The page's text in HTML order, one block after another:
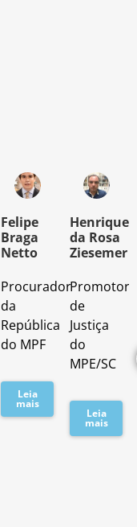
Felipe
Braga
Netto
Procurador
da
República
do MPF
Leia
mais
Henrique
da Rosa
Ziesemer
Promotor
de
Justiça
do
MPE/SC
Leia
mais